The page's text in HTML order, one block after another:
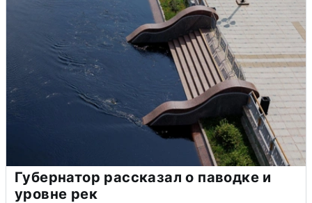
Губернатор рассказал о паводке и
уровне рек